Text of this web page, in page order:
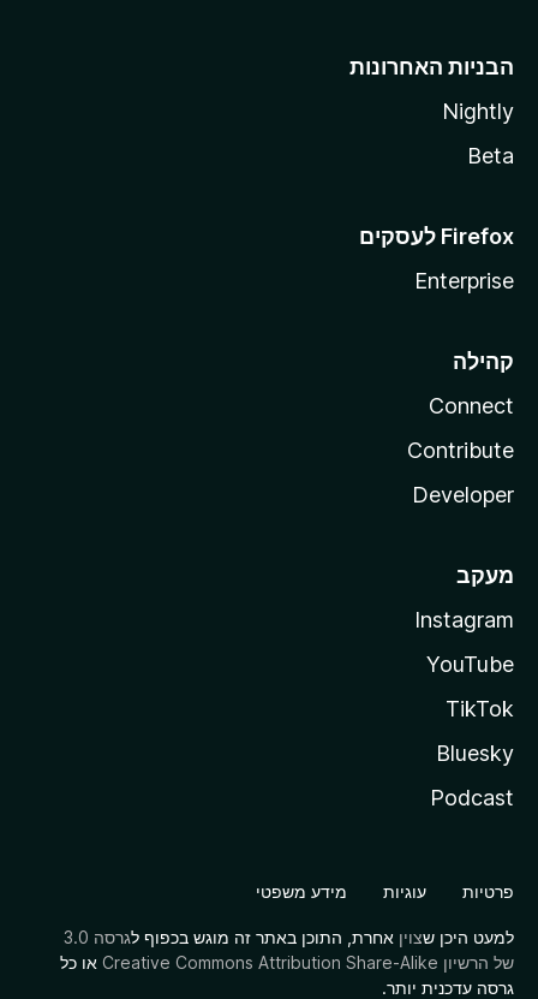
הבניות האחרונות
Nightly
Beta
Enterprise
קהילה
Connect
Contribute
Developer
מעקב
Instagram
YouTube
TikTok
Bluesky
Podcast
פרטיות עוגיות מידע משפטי
למעט היכן שצוין אחרת, התוכן באתר זה מוגש בכפוף ל
גרסה 3.0
של הרשיון Creative Commons Attribution Share-Alike
או כל
גרסה עדכנית יותר.